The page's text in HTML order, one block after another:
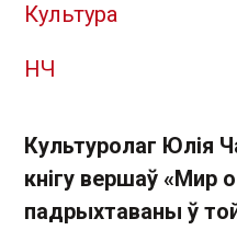
Культура
НЧ
Культуролаг Юлія
кнігу вершаў «Мир
падрыхтаваны ў